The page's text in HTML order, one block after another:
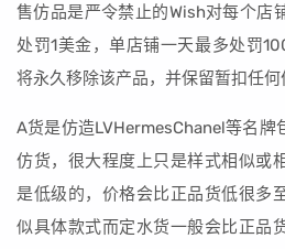
售仿品是严令禁止的Wish对每个店
处罚1美金，单店铺一天最多处罚
将永久移除该产品，并保留暂扣任何
A货是仿造LVHermesChanel等名牌
仿货，很大程度上只是样式相似或
是低级的，价格会比正品货低很多
似具体款式而定水货一般会比正品